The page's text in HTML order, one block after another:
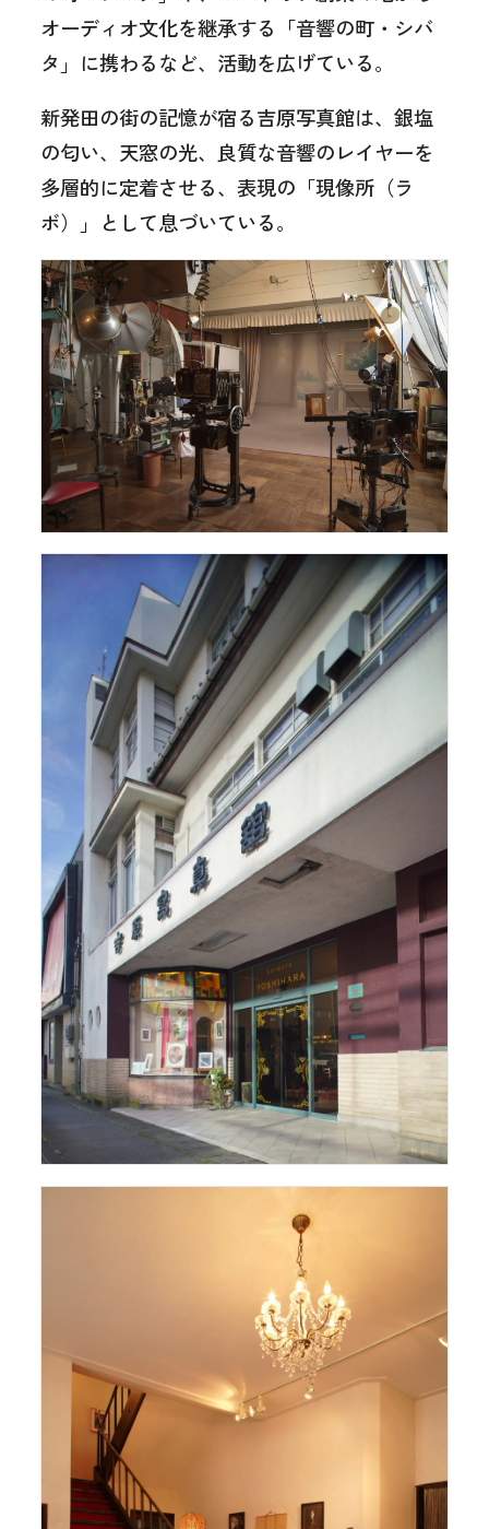
オーディオ文化を継承する「音響の町・シバ
タ」に携わるなど、活動を広げている。
新発田の街の記憶が宿る吉原写真館は、銀塩
の匂い、天窓の光、良質な音響のレイヤーを
多層的に定着させる、表現の「現像所（ラ
ボ）」として息づいている。